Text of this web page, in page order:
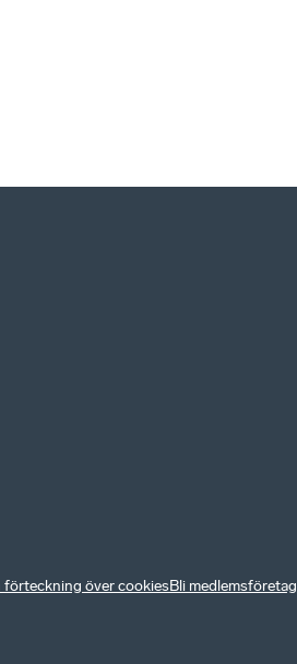
över cookiesBli medlemsföretag